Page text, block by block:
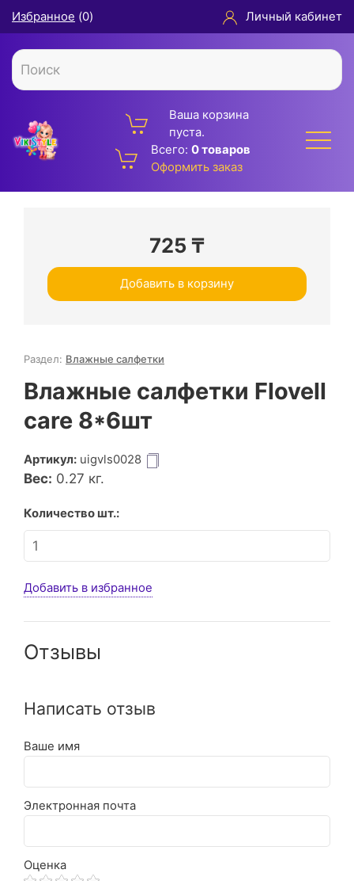
Избранное (0) Личный кабинет
Ваша корзина
пуста.
Всего: 0 товаров
Оформить заказ
725 ₸
Добавить в корзину
Раздел: Влажные салфетки
Влажные салфетки Flovell
care 8*6шт
Артикул: uigvls0028
Вес: 0.27 кг.
Количество шт.:
Добавить в избранное
Отзывы
Написать отзыв
Ваше имя
Электронная почта
Оценка